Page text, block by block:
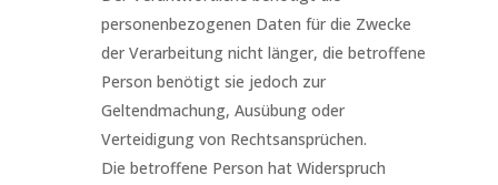
personenbezogenen Daten für die Zwecke
der Verarbeitung nicht länger, die betroffene
Person benötigt sie jedoch zur
Geltendmachung, Ausübung oder
Verteidigung von Rechtsansprüchen.
Die betroffene Person hat Widerspruch